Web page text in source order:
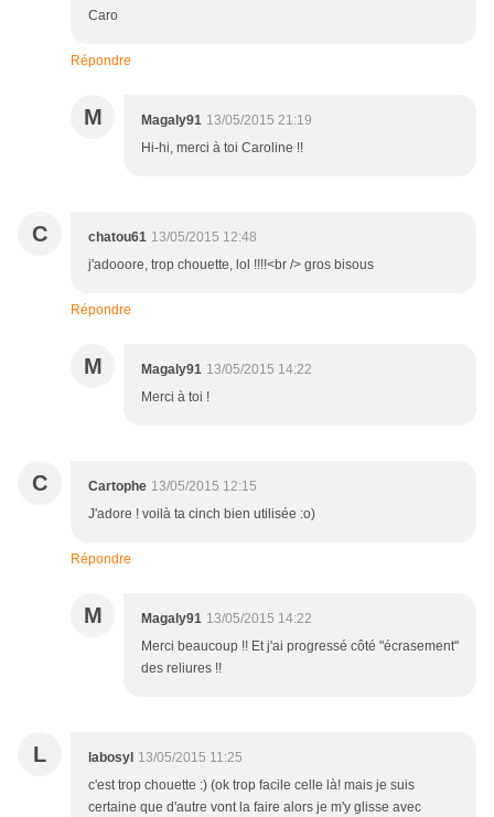
Caro
Répondre
M Magaly91 13/05/2015 21:19
Hi-hi, merci à toi Caroline !!
C chatou61 13/05/2015 12:48
j'adooore, trop chouette, lol !!!!<br /> gros bisous
Répondre
M Magaly91 13/05/2015 14:22
Merci à toi !
C Cartophe 13/05/2015 12:15
J'adore ! voilà ta cinch bien utilisée :o)
Répondre
M Magaly91 13/05/2015 14:22
Merci beaucoup !! Et j'ai progressé côté "écrasement"
des reliures !!
L labosyl 13/05/2015 11:25
c'est trop chouette :) (ok trop facile celle là! mais je suis
certaine que d'autre vont la faire alors je m'y glisse avec